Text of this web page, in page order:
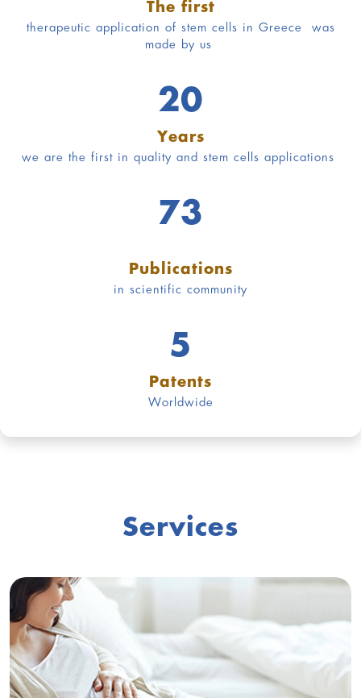
The first
therapeutic application of stem cells in Greece was
made by us
20
Years
we are the first in quality and stem cells applications
73
Publications
in scientific community
5
Patents
Worldwide
Services